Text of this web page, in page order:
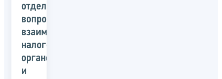
отдельные
вопросы
взаимодействия
налоговых
органов
и